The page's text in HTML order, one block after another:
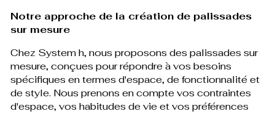
Notre approche de la création de palissades
sur mesure
Chez System h, nous proposons des palissades sur
mesure, conçues pour répondre à vos besoins
spécifiques en termes d'espace, de fonctionnalité et
de style. Nous prenons en compte vos contraintes
d'espace, vos habitudes de vie et vos préférences